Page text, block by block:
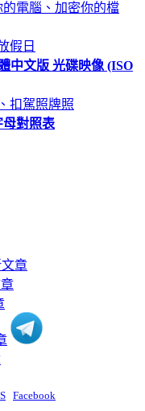
電腦、加密你的檔
假日
中文版 光碟映像 (ISO
扣駕照牌照
母對照表
Facebook